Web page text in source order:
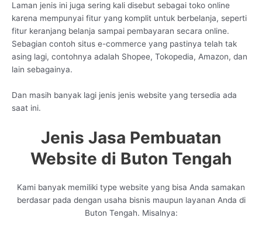
Laman jenis ini juga sering kali disebut sebagai toko online
karena mempunyai fitur yang komplit untuk berbelanja, seperti
fitur keranjang belanja sampai pembayaran secara online.
Sebagian contoh situs e-commerce yang pastinya telah tak
asing lagi, contohnya adalah Shopee, Tokopedia, Amazon, dan
lain sebagainya.
Dan masih banyak lagi jenis jenis website yang tersedia ada
saat ini.
Jenis Jasa Pembuatan
Website di Buton Tengah
Kami banyak memiliki type website yang bisa Anda samakan
berdasar pada dengan usaha bisnis maupun layanan Anda di
Buton Tengah. Misalnya: